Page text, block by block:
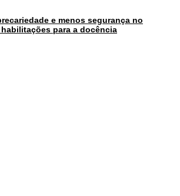
e menos segurança no
para a docência